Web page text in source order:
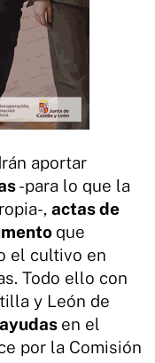
aportar
-para lo que la
, actas de
que
el cultivo en
Todo ello con
y León de
en el
por la Comisión